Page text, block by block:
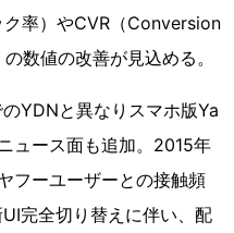
率）やCVR（Conversion
数値の改善が見込める。
YDNと異なりスマホ版Ya
ュース面も追加。2015年
フーユーザーとの接触頻
完全切り替えに伴い、配